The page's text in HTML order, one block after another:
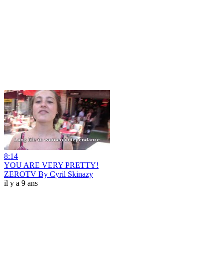
8:14
YOU ARE VERY PRETTY!
ZEROTV By Cyril Skinazy
il y a 9 ans